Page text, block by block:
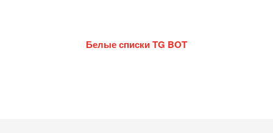
Белые списки TG BOT